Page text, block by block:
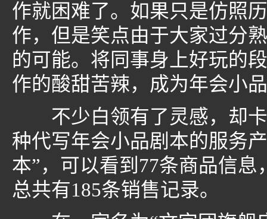
作就困难了。如果只是仿照
作，但是笑点由于大家过分
的可能。将同事身上好玩的
作的酸甜苦辣，成为年会小
不少白领有了灵感，却卡
种代写年会小品剧本的服务
本”，可以看到77条商品信
总共有185条销售记录。